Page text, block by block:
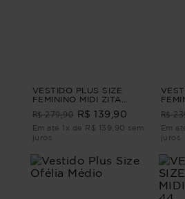
VESTIDO PLUS SIZE
FEMININO MIDI ZITA
Branco G1 - 48
R$ 279,90 R$ 139,90
Em até 1x de R$ 139,90 sem
juros
R$
Em
juros